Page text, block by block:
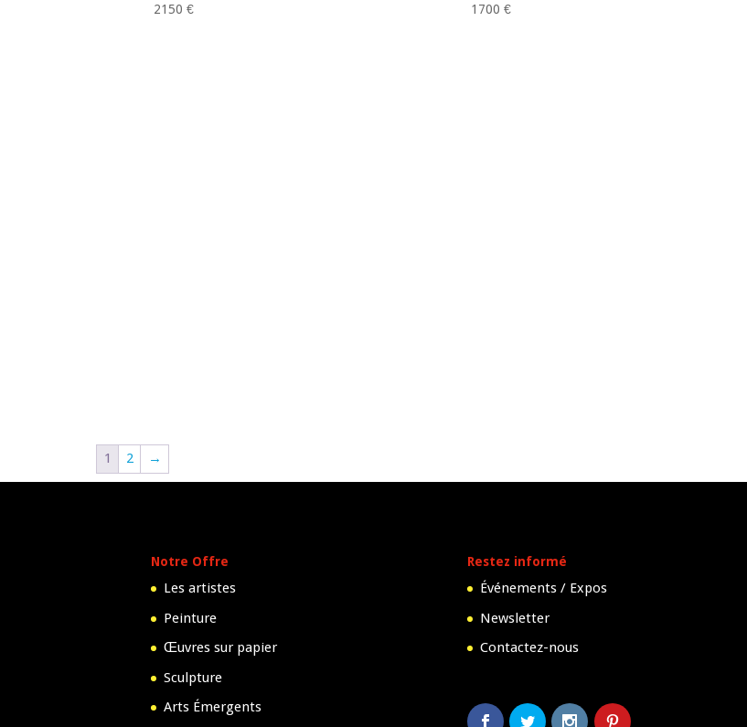
2150 € 1700€
1 2 →
Notre Offre
Les artistes
Peinture
Œuvres sur papier
Sculpture
Arts Émergents
Restez informé
Événements / Expos
Newsletter
Contactez-nous